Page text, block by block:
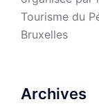
Tourisme du
Bruxelles
Archives